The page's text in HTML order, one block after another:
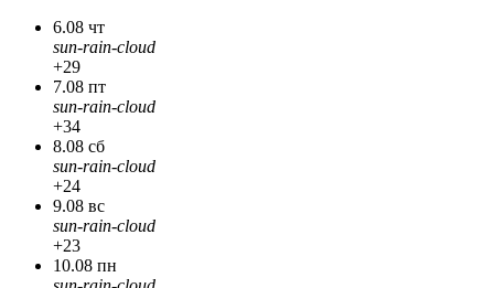
6.08 чт
sun-rain-cloud
+29
7.08 пт
sun-rain-cloud
+34
8.08 сб
sun-rain-cloud
+24
9.08 вс
sun-rain-cloud
+23
10.08 пн